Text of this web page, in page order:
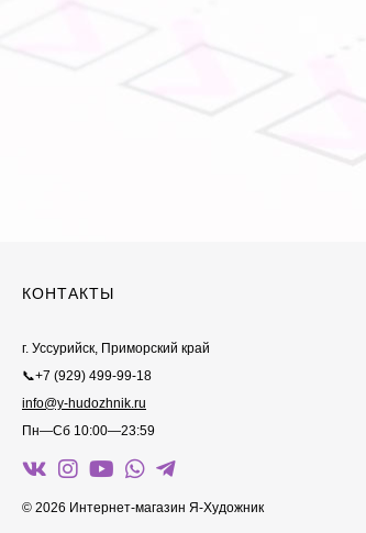
КОНТАКТЫ
г. Уссурийск, Приморский край
📞+7 (929) 499-99-18
info@y-hudozhnik.ru
Пн—Сб 10:00—23:59
© 2026 Интернет-магазин Я-Художник